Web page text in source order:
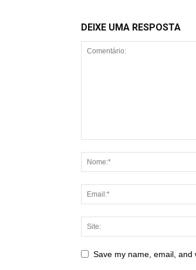
DEIXE UMA RESPOSTA
Save my name, email, and